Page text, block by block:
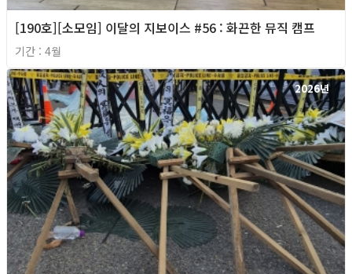
[190호][소모임] 이달의 지보이스 #56 : 화끈한 뮤직 캠프
기간 : 4월
2026년